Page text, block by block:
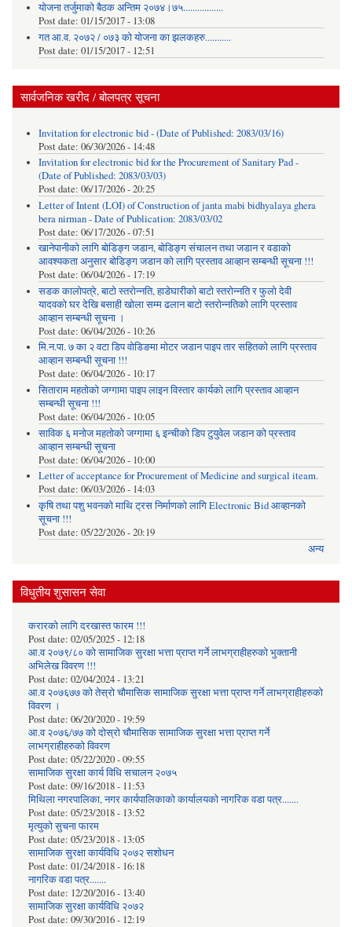
याेजना तर्जुमाकाे बैठक अन्तिम २०७४।७५.................
Post date: 01/15/2017 - 13:08
गत आ.व. २०७२ / ०७३ को योजना का झलकहरु...........
Post date: 01/15/2017 - 12:51
सार्वजनिक खरीद / बोलपत्र सूचना
Invitation for electronic bid - (Date of Published: 2083/03/16)
Post date: 06/30/2026 - 14:48
Invitation for electronic bid for the Procurement of Sanitary Pad -
(Date of Published: 2083/03/03)
Post date: 06/17/2026 - 20:25
Letter of Intent (LOI) of Construction of janta mabi bidhyalaya ghera
bera nirman - Date of Publication: 2083/03/02
Post date: 06/17/2026 - 07:51
खानेपानीको लागि बोडिङ्ग जडान, बोडिङ्ग संचालन तथा जडान र वडाको
आवश्यकता अनुसार बोडिङ्ग जडान को लागि प्रस्ताव आव्हान सम्बन्धी सूचना !!!
Post date: 06/04/2026 - 17:19
सडक कालोपत्रे, बाटो स्तरोन्नति, हाडेघारीको बाटो स्तरोन्नति र फुलो देवी
यादवको घर देखि बसाही खोला सम्म ढलान बाटो स्तरोन्नतिको लागि प्रस्ताव
आव्हान सम्बन्धी सूचना ।
Post date: 06/04/2026 - 10:26
मि.न.पा. ७ का २ वटा डिप वोडिङमा मोटर जडान पाइप तार सहितको लागि प्रस्ताव
आव्हान सम्बन्धी सूचना !!!
Post date: 06/04/2026 - 10:17
सिताराम महतोको जग्गामा पाइप लाइन विस्तार कार्यको लागि प्रस्ताव आव्हान
सम्बन्धी सूचना !!!
Post date: 06/04/2026 - 10:05
साविक ६ मनोज महतोको जग्गामा ६ इन्चीको डिप टुयुवेल जडान को प्रस्ताव
आव्हान सम्बन्धी सूचना
Post date: 06/04/2026 - 10:00
Letter of acceptance for Procurement of Medicine and surgical iteam.
Post date: 06/03/2026 - 14:03
कृषि तथा पशु भवनको माथि ट्रस निर्माणको लागि Electronic Bid आव्हानको
सूचना !!!
Post date: 05/22/2026 - 20:19
अन्य
विधुतीय शुसासन सेवा
करारको लागि दरखास्त फारम !!!
Post date: 02/05/2025 - 12:18
आ.व २०७९/८० को सामाजिक सुरक्षा भत्ता प्राप्त गर्ने लाभग्राहीहरुको भुक्तानी
अभिलेख विवरण !!!
Post date: 02/04/2024 - 13:21
आ.व २०७६७७ को तेस्रो चौमासिक सामाजिक सुरक्षा भत्ता प्राप्त गर्ने लाभग्राहीहरुको
विवरण ।
Post date: 06/20/2020 - 19:59
आ.व २०७६/७७ को दोस्रो चौमासिक सामाजिक सुरक्षा भत्ता प्राप्त गर्ने
लाभग्राहीहरुको विवरण
Post date: 05/22/2020 - 09:55
सामाजिक सुरक्षा कार्य विधि स‌चालन २०७५
Post date: 09/16/2018 - 11:53
मिथिला नगरपालिका, नगर कार्यपालिकाको कार्यालयकाे नागरिक वडा पत्र.......
Post date: 05/23/2018 - 13:52
मृत्युको सुचना फारम
Post date: 05/23/2018 - 13:05
सामाजिक सुरक्षा कार्यविधि २०७२ स‌शाेधन
Post date: 01/24/2018 - 16:18
नागरिक वडा पत्र.......
Post date: 12/20/2016 - 13:40
सामाजिक सुरक्षा कार्यविधि २०७२
Post date: 09/30/2016 - 12:19